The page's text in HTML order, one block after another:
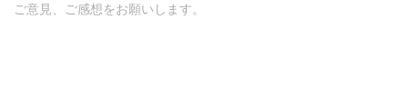
ご意見、ご感想をお願いします。